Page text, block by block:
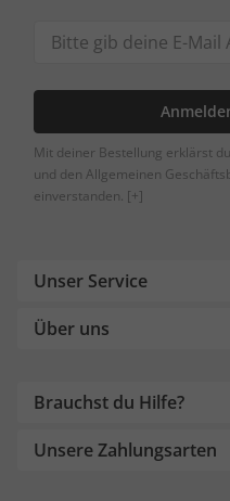
Mit deiner Bestellung erklärst
und den Allgemeinen
einverstanden. [+]
Unser Service
Über uns
Brauchst du Hilfe?
Unsere Zahlungsarten